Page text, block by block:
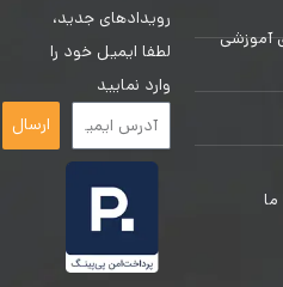
آموزشی
رویدادهای جدید،
لطفا ایمیل خود را
وارد نمایید
ارسال